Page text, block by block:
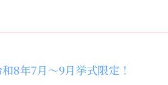
8年7月～9月挙式限定！